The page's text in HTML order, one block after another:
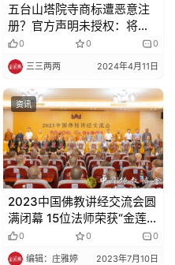
五台山塔院寺商标遭恶意注
册？官方声明未授权：将依
法追究其法律责任
0 0 0
三三两两 2024年4月11日
资讯
2023中国佛教讲经交流会圆
满闭幕 15位法师荣获“金莲
花”奖
0 0 0
编辑：庄雅婷 2023年7月10日